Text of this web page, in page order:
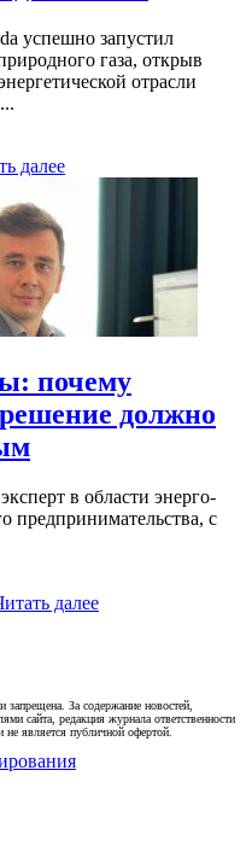
успешно запустил
газа, открыв
отрасли
далее
почему
должно
в области энерго-
предпринимательства, с
далее
запрещена. За содержание новостей,
сайта, редакция журнала ответственности
не является публичной офертой.